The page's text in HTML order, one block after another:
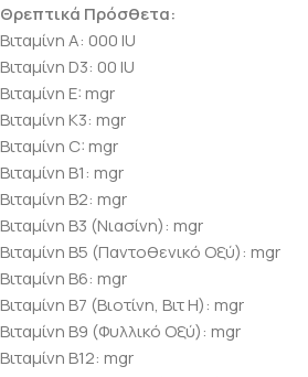
Θρεπτικά Πρόσθετα:
Βιταμίνη Α: 000 IU
Βιταμίνη D3: 00 IU
Βιταμίνη E: mgr
Βιταμίνη Κ3: mgr
Βιταμίνη C: mgr
Βιταμίνη B1: mgr
Βιταμίνη B2: mgr
Βιταμίνη B3 (Νιασίνη): mgr
Βιταμίνη B5 (Παντοθενικό Οξύ): mgr
Βιταμίνη B6: mgr
Βιταμίνη B7 (Βιοτίνη, Βιτ Η): mgr
Βιταμίνη B9 (Φυλλικό Οξύ): mgr
Βιταμίνη B12: mgr